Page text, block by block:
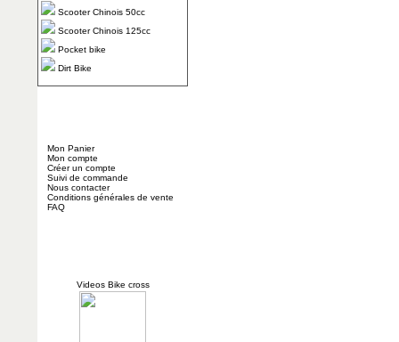
Scooter Chinois 50cc
Scooter Chinois 125cc
Pocket bike
Dirt Bike
Mon Panier
Mon compte
Créer un compte
Suivi de commande
Nous contacter
Conditions générales de vente
FAQ
Videos Bike cross